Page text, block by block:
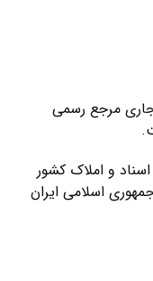
مرجع رسمی
و املاک کشور
اسلامی ایران